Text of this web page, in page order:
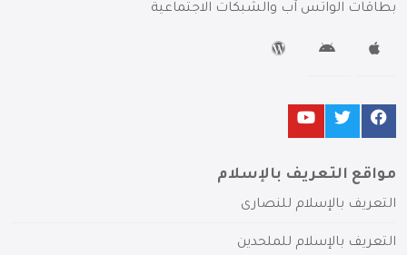
بطاقات الواتس آب والشبكات الاجتماعية
مواقع التعريف بالإسلام
التعريف بالإسلام للنصارى
التعريف بالإسلام للملحدين